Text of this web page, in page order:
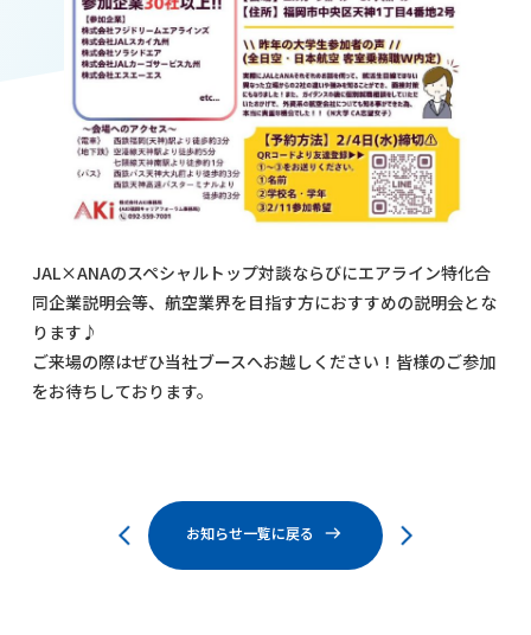
JAL×ANAのスペシャルトップ対談ならびにエアライン特化合
同企業説明会等、航空業界を目指す方におすすめの説明会とな
ります♪
ご来場の際はぜひ当社ブースへお越しください！皆様のご参加
をお待ちしております。
お知らせ一覧に戻る